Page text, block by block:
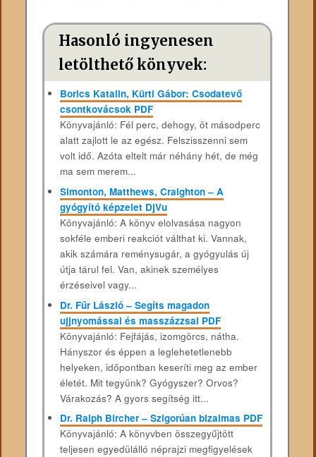
Hasonló ingyenesen
letölthető könyvek:
Borics Katalin, Kürti Gábor: Csodatevő
csontkovácsok PDF
Könyvajánló: Fél perc, dehogy, öt másodperc
alatt zajlott le az egész. Felszisszenni sem
volt idő. Azóta eltelt már néhány hét, de még
ma sem merem...
Simonton, Matthews, Craighton – A
gyógyító képzelet DjVu
Könyvajánló: A könyv elolvasása nagyon
sokféle emberi reakciót válthat ki. Vannak,
akik számára reménysugár, a gyógyulás új
útja tárul fel. Van, akinek személyes
érzéseivel vagy...
Dr. Fűr László – Segíts magadon
ujjnyomással és masszázzsal PDF
Könyvajánló: Fejfájás, izomgörcs, nátha.
Hányszor és éppen a leglehetetlenebb
helyeken, időpontban keseríti meg az ember
életét. Mit tegyünk? Gyógyszer? Orvos?
Várakozás? A gyors segítség itt...
Dr. Ralph Bircher – Szigorúan bizalmas PDF
Könyvajánló: A könyvben összegyűjtött
teljesen egyedülálló néprajzi megfigyelések